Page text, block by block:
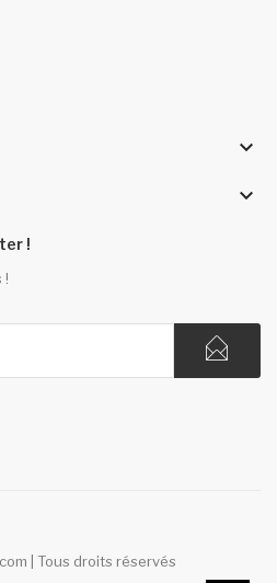
keyboard_arrow_down
keyboard_arrow_down
!
!
| Tous droits réservés